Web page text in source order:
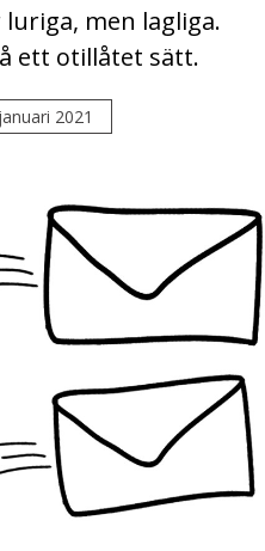
men lagliga.
ett otillåtet sätt.
2021